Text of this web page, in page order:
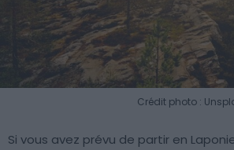
Crédit photo :
Si vous avez prévu de partir en